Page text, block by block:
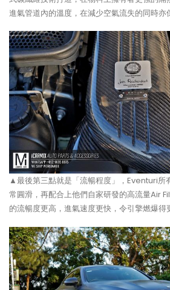
進氣管道內的溫度，在減少空氣流失的同時亦
▲最後第三點就是「流暢程度」，Eventuri所
常圓滑，再配合上他們自家研發的高流量Air
的流暢度更高，進氣速度更快，令引擎燃爆得